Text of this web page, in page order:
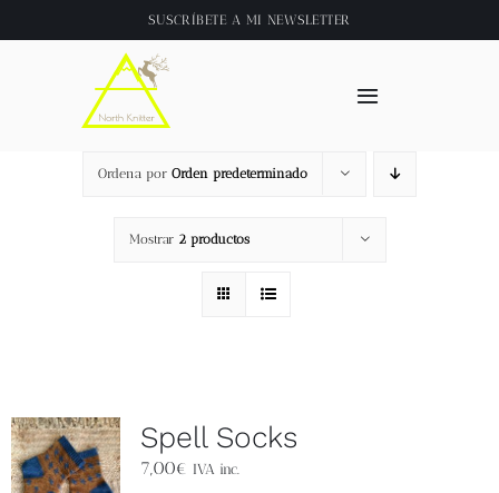
al
SUSCRÍBETE A MI NEWSLETTER
Toggle
Inicio
About
Tienda
Videos
Ordena por Orden predeterminado
Mostrar 2 productos
Spell Socks
7,00€ IVA inc.